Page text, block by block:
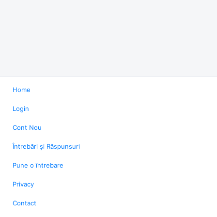
Home
Login
Cont Nou
Întrebări și Răspunsuri
Pune o întrebare
Privacy
Contact